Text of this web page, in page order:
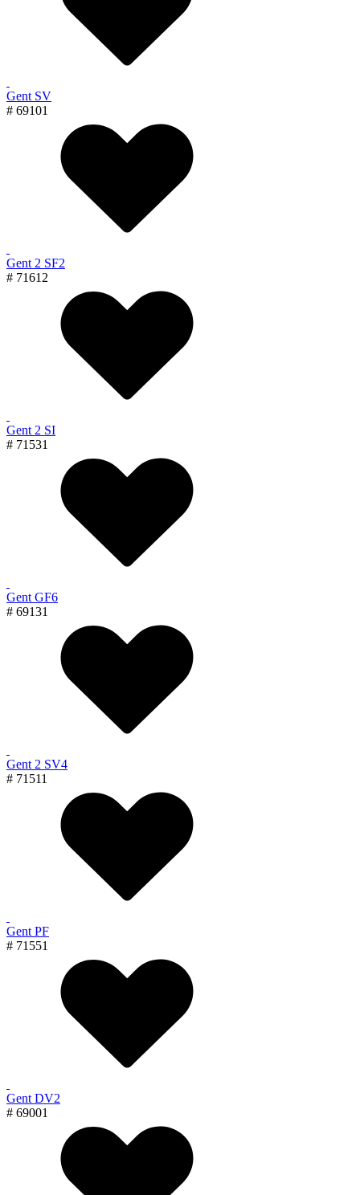
Gent SV
# 69101
Gent 2 SF2
# 71612
Gent 2 SI
# 71531
Gent GF6
# 69131
Gent 2 SV4
# 71511
Gent PF
# 71551
Gent DV2
# 69001